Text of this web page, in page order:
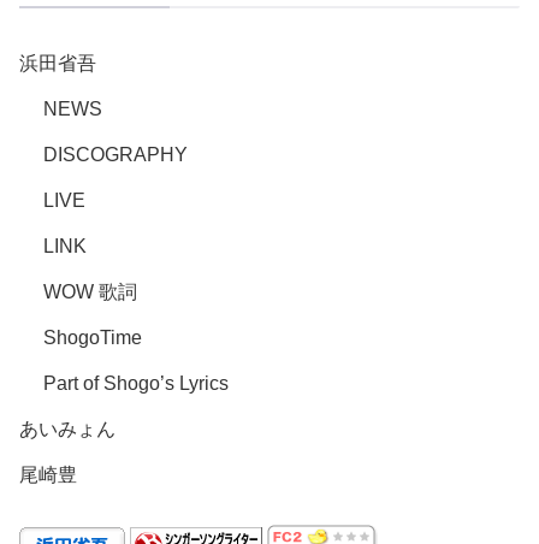
浜田省吾
NEWS
DISCOGRAPHY
LIVE
LINK
WOW 歌詞
ShogoTime
Part of Shogo’s Lyrics
あいみょん
尾崎豊